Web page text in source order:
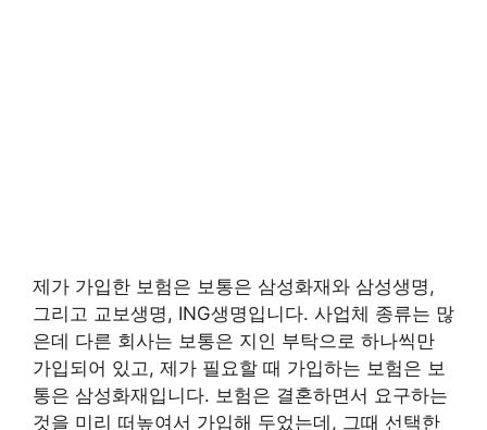
제가 가입한 보험은 보통은 삼성화재와 삼성생명,
그리고 교보생명, ING생명입니다. 사업체 종류는 많
은데 다른 회사는 보통은 지인 부탁으로 하나씩만
가입되어 있고, 제가 필요할 때 가입하는 보험은 보
통은 삼성화재입니다. 보험은 결혼하면서 요구하는
것을 미리 떠높여서 가입해 두었는데, 그때 선택한